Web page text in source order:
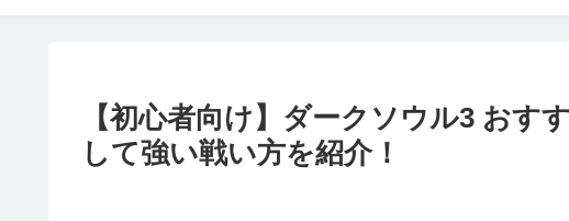
【初心者向け】ダークソウル3 おす
して強い戦い方を紹介！